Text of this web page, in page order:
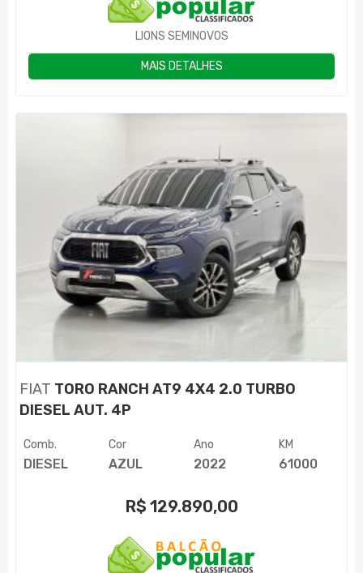
LIONS SEMINOVOS
MAIS DETALHES
FIAT TORO RANCH AT9 4X4 2.0 TURBO
DIESEL AUT. 4P
Comb.
DIESEL
Cor
AZUL
Ano
2022
KM
61000
R$ 129.890,00